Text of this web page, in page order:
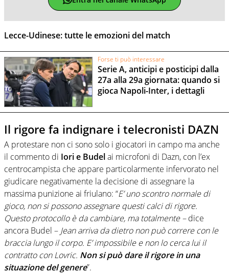
Lecce-Udinese: tutte le emozioni del match
Forse ti può interessare
Serie A, anticipi e posticipi dalla
27a alla 29a giornata: quando si
gioca Napoli-Inter, i dettagli
Il rigore fa indignare i telecronisti DAZN
A protestare non ci sono solo i giocatori in campo ma anche
il commento di Iori e Budelai microfoni di Dazn, con l’ex
centrocampista che appare particolarmente infervorato nel
giudicare negativamente la decisione di assegnare la
massima punizione ai friulano: “E’ uno scontro normale di
gioco, non si possono assegnare questi calci di rigore.
Questo protocollo è da cambiare, ma totalmente –dice
ancora Budel – Jean arriva da dietro non può correre con le
braccia lungo il corpo. E’ impossibile e non lo cerca lui il
contratto con Lovric. Non si può dare il rigore in una
situazione del genere”.